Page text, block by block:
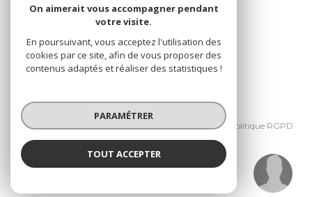
Gaston-Louis VIRLEUX
Nous suivre
Politique RGPD
Cookies
Réalisé par :
On aimerait vous accompagner pendant
votre visite.
En poursuivant, vous acceptez l'utilisation des
cookies par ce site, afin de vous proposer des
contenus adaptés et réaliser des statistiques !
PARAMÉTRER
TOUT ACCEPTER